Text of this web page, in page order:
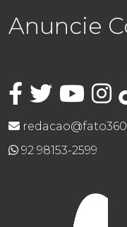
Anuncie
92 98153-2599